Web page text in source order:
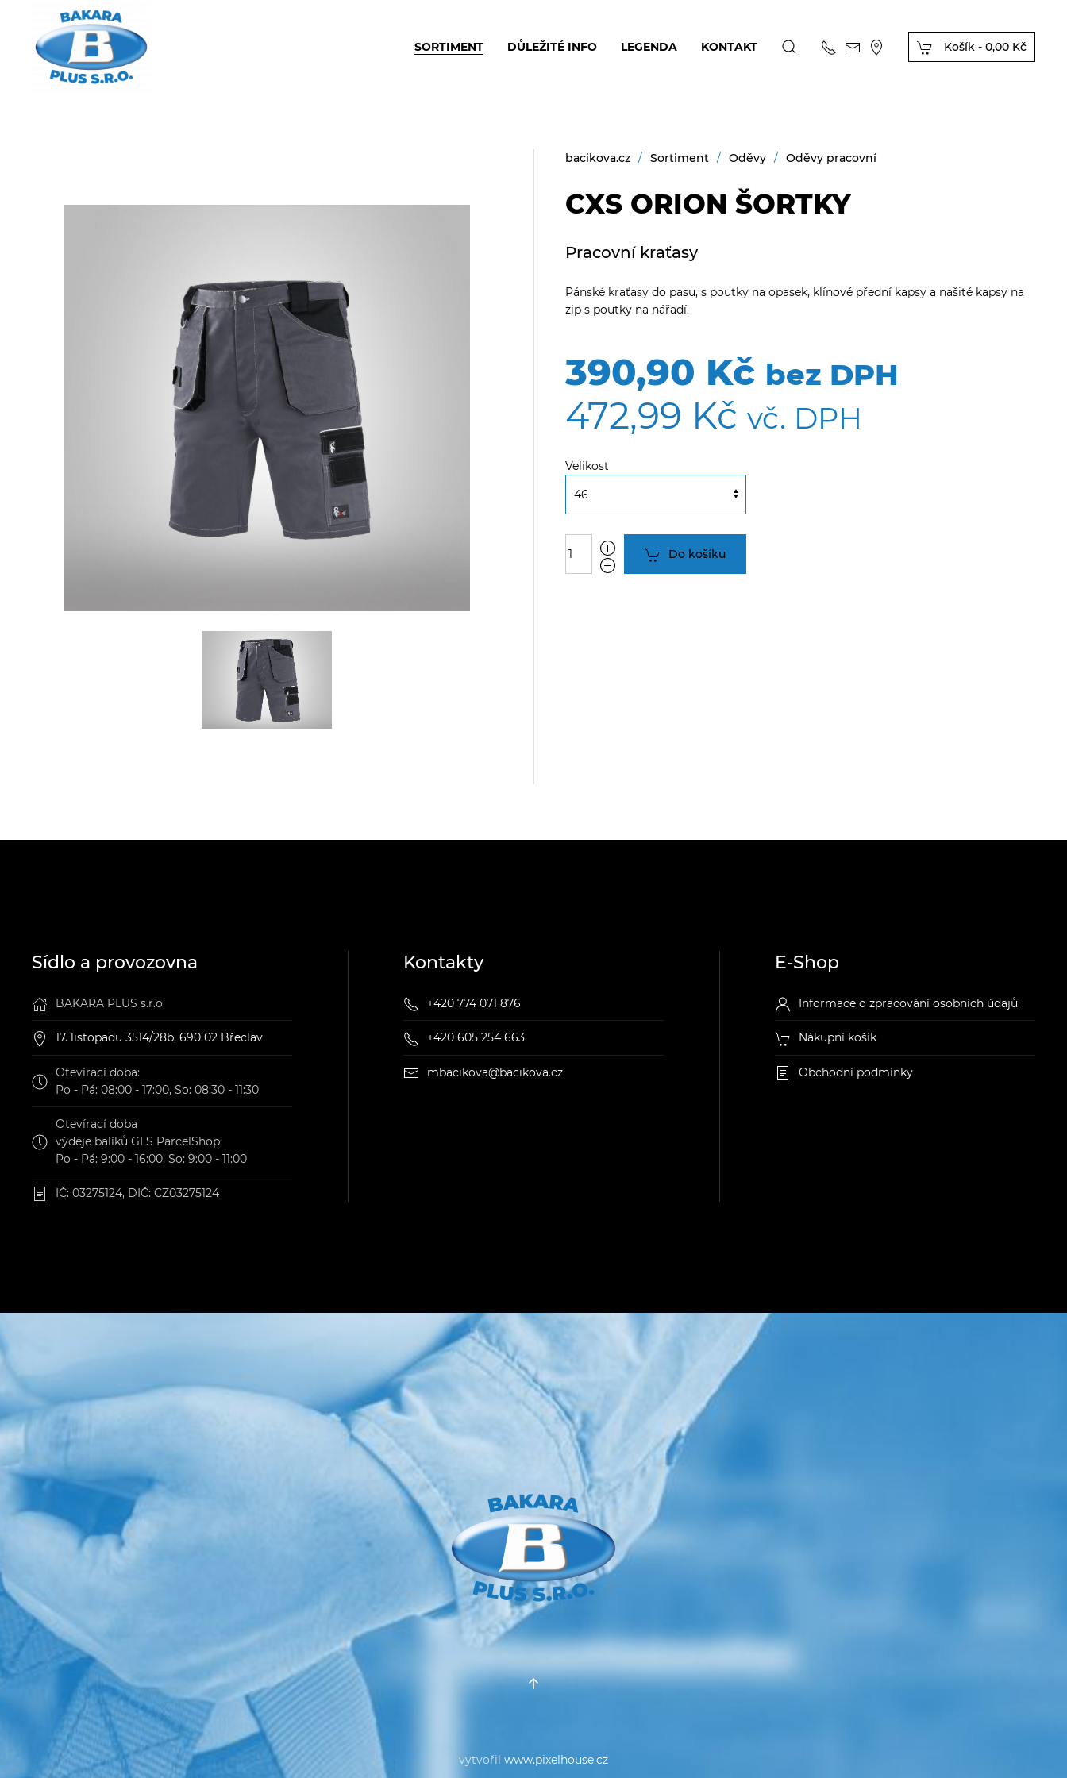
SORTIMENT DŮLEŽITÉ INFO LEGENDA KONTAKT Košík - 0,00 Kč
bacikova.cz Sortiment Oděvy Oděvy pracovní
CXS ORION ŠORTKY
Pracovní kraťasy
Pánské kraťasy do pasu, s poutky na opasek, klínové přední kapsy a našité kapsy na
zip s poutky na nářadí.
390,90 Kč bez DPH
472,99 Kč vč. DPH
Velikost
Do košíku
Sídlo a provozovna
BAKARA PLUS s.r.o.
17. listopadu 3514/28b, 690 02 Břeclav
Otevírací doba:
Po - Pá: 08:00 - 17:00, So: 08:30 - 11:30
Otevírací doba
výdeje balíků GLS ParcelShop:
Po - Pá: 9:00 - 16:00, So: 9:00 - 11:00
IČ: 03275124, DIČ: CZ03275124
Kontakty
+420 774 071 876
+420 605 254 663
mbacikova@bacikova.cz
E-Shop
Informace o zpracování osobních údajů
Nákupní košík
Obchodní podmínky
vytvořil www.pixelhouse.cz